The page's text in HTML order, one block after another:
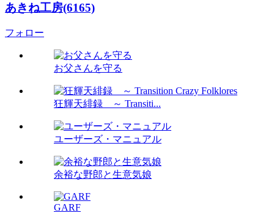
あきね工房(6165)
フォロー
お父さんを守る
狂輝天緋録 ～ Transiti...
ユーザーズ・マニュアル
余裕な野郎と生意気娘
GARF